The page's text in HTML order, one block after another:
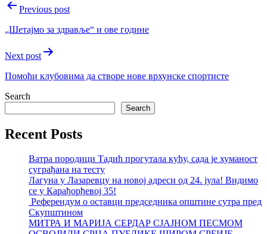
PostPrevious post
„Шетаjмо за здравље“ и ове године
Next post
Помоћи клубовима да створе нове врхунске спортисте
Search
Search
Recent Posts
Ватра породици Тадић прогутала кућу, сада је хуманост
суграђана на тесту
Лагуна у Лазаревцу на новој адреси од 24. јула! Видимо
се у Карађорђевој 35!
Референдум о оставци председника општине сутра пред
Скупштином
МИТРА И МАРИЈА СЕРДАР СЈАЈНОМ ПЕСМОМ